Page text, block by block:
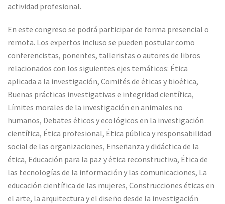
actividad profesional.
En este congreso se podrá participar de forma presencial o
remota. Los expertos incluso se pueden postular como
conferencistas, ponentes, talleristas o autores de libros
relacionados con los siguientes ejes temáticos: Ética
aplicada a la investigación, Comités de éticas y bioética,
Buenas prácticas investigativas e integridad científica,
Límites morales de la investigación en animales no
humanos, Debates éticos y ecológicos en la investigación
científica, Ética profesional, Ética pública y responsabilidad
social de las organizaciones, Enseñanza y didáctica de la
ética, Educación para la paz y ética reconstructiva, Ética de
las tecnologías de la información y las comunicaciones, La
educación científica de las mujeres, Construcciones éticas en
el arte, la arquitectura y el diseño desde la investigación